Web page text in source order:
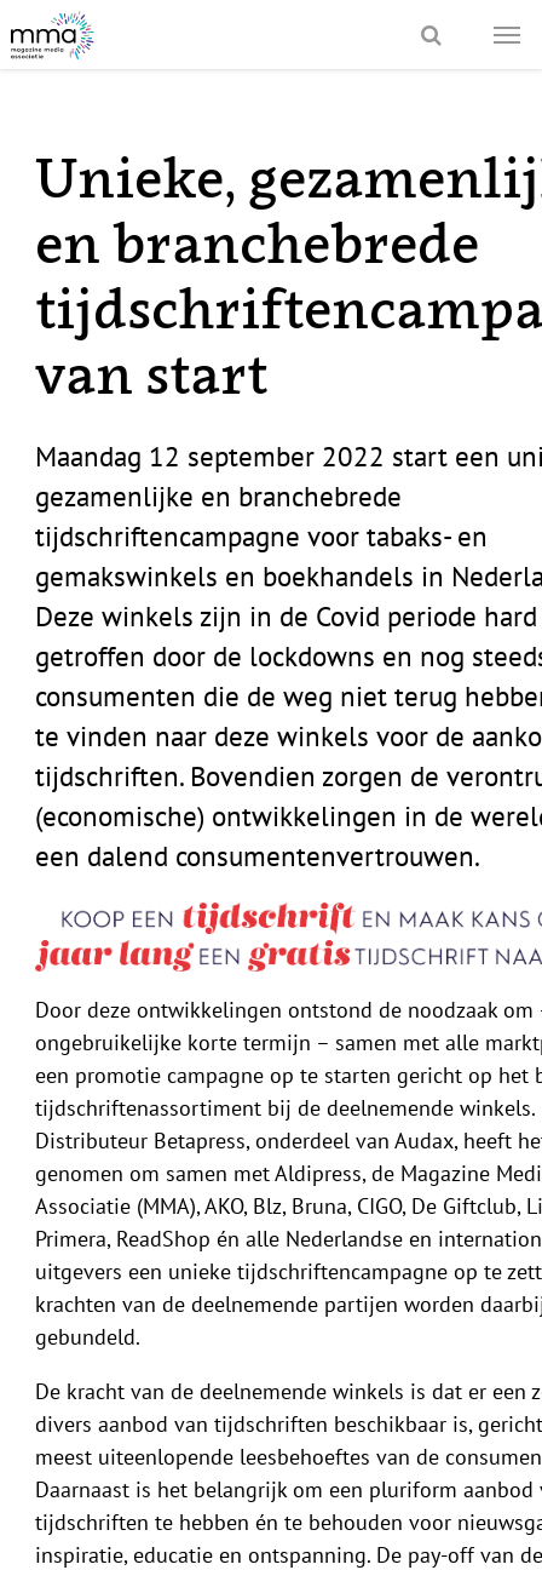
Unieke,
en branchebrede
van start
Maandag 12 september 2022 start een
gezamenlijke en branchebrede
tijdschriftencampagne voor tabaks- en
gemakswinkels en boekhandels in
Deze winkels zijn in de Covid periode hard
getroffen door de lockdowns en nog
consumenten die de weg niet terug
te vinden naar deze winkels voor de
tijdschriften. Bovendien zorgen de
(economische) ontwikkelingen in de
een dalend consumentenvertrouwen.
Door deze ontwikkelingen ontstond de noodzaak om
ongebruikelijke korte termijn – samen met alle
een promotie campagne op te starten gericht op het
tijdschriftenassortiment bij de deelnemende winkels.
Distributeur Betapress, onderdeel van Audax, heeft
genomen om samen met Aldipress, de Magazine
Associatie (MMA), AKO, Blz, Bruna, CIGO, De Giftclub,
Primera, ReadShop én alle Nederlandse en
uitgevers een unieke tijdschriftencampagne op te
krachten van de deelnemende partijen worden
gebundeld.
De kracht van de deelnemende winkels is dat er een
divers aanbod van tijdschriften beschikbaar is,
meest uiteenlopende leesbehoeftes van de
Daarnaast is het belangrijk om een pluriform aanbod
tijdschriften te hebben én te behouden voor
inspiratie, educatie en ontspanning. De pay-off van de